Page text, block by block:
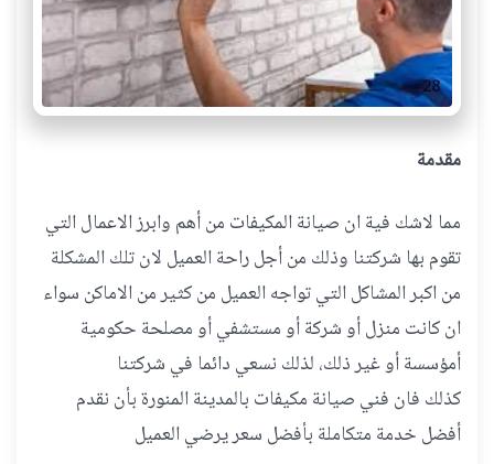
مقدمة
مما لاشك فية ان صيانة المكيفات من أهم وابرز الاعمال التي
تقوم بها شركتنا وذلك من أجل راحة العميل لان تلك المشكلة
من اكبر المشاكل التي تواجه العميل من كثير من الاماكن سواء
ان كانت منزل أو شركة أو مستشفي أو مصلحة حكومية
أمؤسسة أو غير ذلك، لذلك نسعي دائما في شركتنا
كذلك فان فني صيانة مكيفات بالمدينة المنورة بأن نقدم
أفضل خدمة متكاملة بأفضل سعر يرضي العميل